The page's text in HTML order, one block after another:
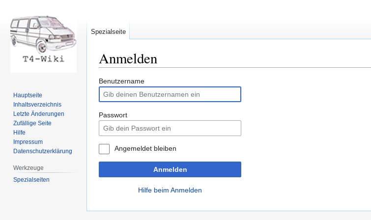
Anmelden
Zur
Navigation
springen
Zur
Suche
springen
Benutzername
Passwort
Angemeldet bleiben
Anmelden
Hilfe beim Anmelden
Spezialseite
Hauptseite
Inhaltsverzeichnis
Letzte Änderungen
Zufällige Seite
Hilfe
Impressum
Datenschutzerklärung
Werkzeuge
Spezialseiten